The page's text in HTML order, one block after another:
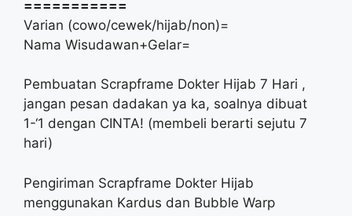
===========
Varian (cowo/cewek/hijab/non)=
Nama Wisudawan+Gelar=
Pembuatan Scrapframe Dokter Hijab 7 Hari ,
jangan pesan dadakan ya ka, soalnya dibuat
1-‘1 dengan CINTA! (membeli berarti sejutu 7
hari)
Pengiriman Scrapframe Dokter Hijab
menggunakan Kardus dan Bubble Warp